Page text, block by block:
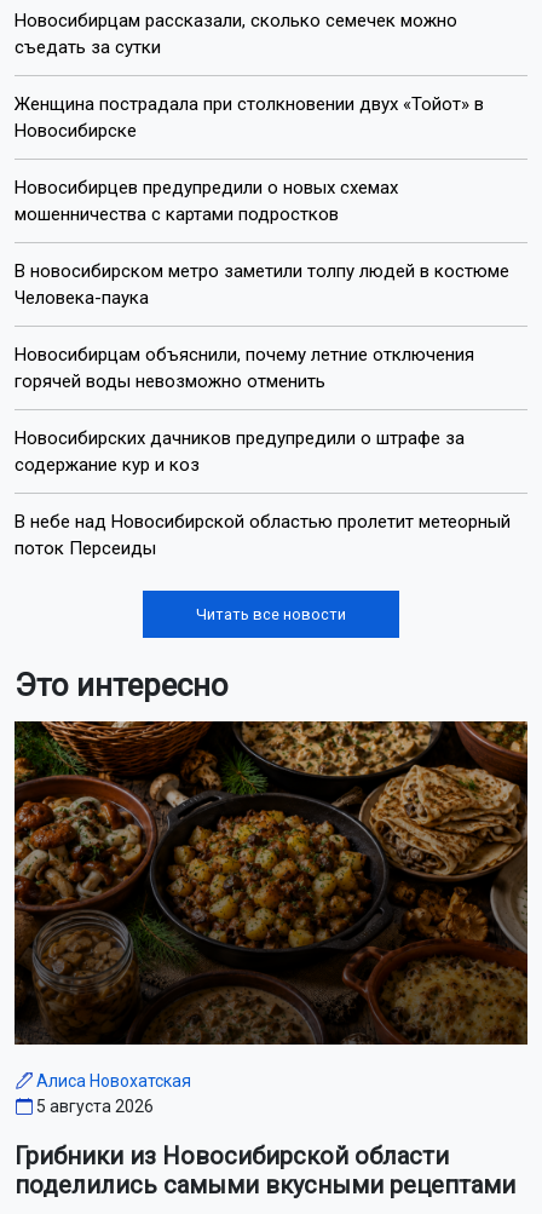
Новосибирцам рассказали, сколько семечек можно
съедать за сутки
Женщина пострадала при столкновении двух «Тойот» в
Новосибирске
Новосибирцев предупредили о новых схемах
мошенничества с картами подростков
В новосибирском метро заметили толпу людей в костюме
Человека-паука
Новосибирцам объяснили, почему летние отключения
горячей воды невозможно отменить
Новосибирских дачников предупредили о штрафе за
содержание кур и коз
В небе над Новосибирской областью пролетит метеорный
поток Персеиды
Читать все новости
Это интересно
Алиса Новохатская
5 августа 2026
Грибники из Новосибирской области
поделились самыми вкусными рецептами